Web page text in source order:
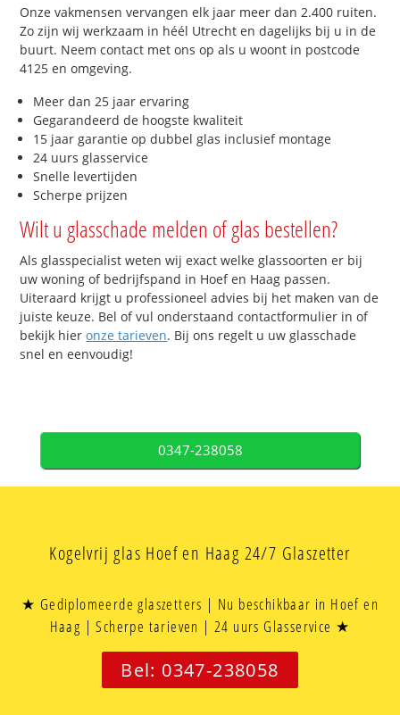
Onze vakmensen vervangen elk jaar meer dan 2.400 ruiten.
Zo zijn wij werkzaam in héél Utrecht en dagelijks bij u in de
buurt. Neem contact met ons op als u woont in postcode
4125 en omgeving.
Meer dan 25 jaar ervaring
Gegarandeerd de hoogste kwaliteit
15 jaar garantie op dubbel glas inclusief montage
24 uurs glasservice
Snelle levertijden
Scherpe prijzen
Wilt u glasschade melden of glas bestellen?
Als glasspecialist weten wij exact welke glassoorten er bij
uw woning of bedrijfspand in Hoef en Haag passen.
Uiteraard krijgt u professioneel advies bij het maken van de
juiste keuze. Bel of vul onderstaand contactformulier in of
bekijk hieronze tarieven. Bij ons regelt u uw glasschade
snel en eenvoudig!
0347-238058
Kogelvrij glas Hoef en Haag 24/7 Glaszetter
★ Gediplomeerde glaszetters | Nu beschikbaar in Hoef en
Haag | Scherpe tarieven | 24 uurs Glasservice ★
Bel: 0347-238058